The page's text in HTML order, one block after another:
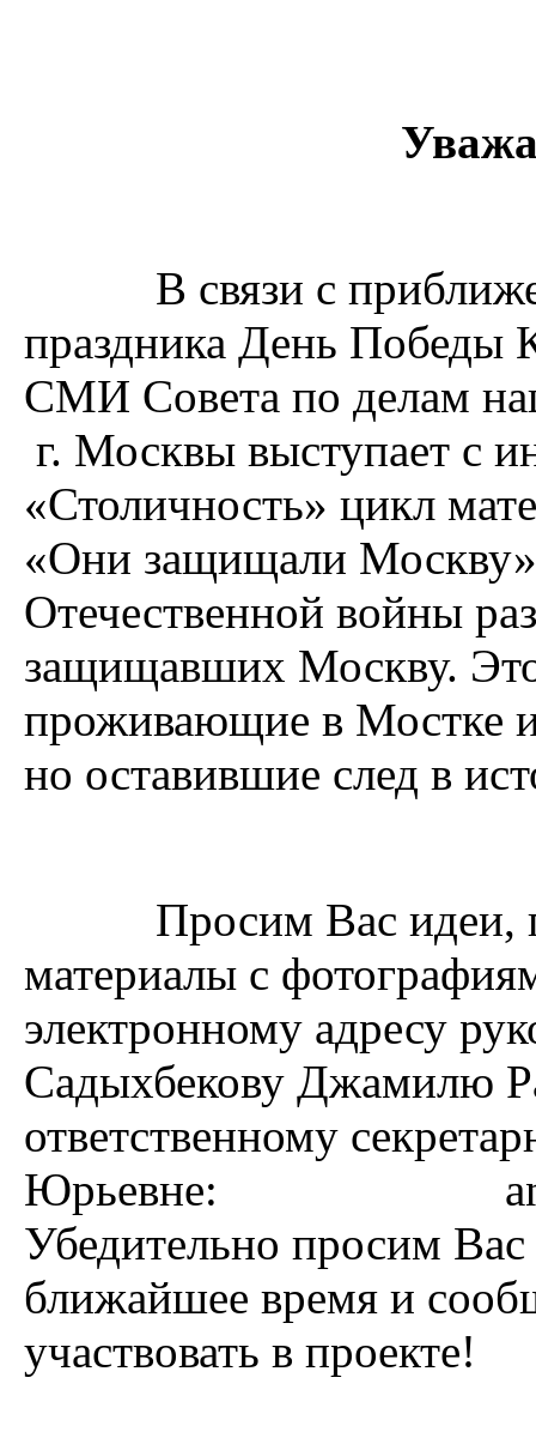
В связи с
праздника День Победы
СМИ Совета по делам
г. Москвы выступает с
«Столичность» цикл
«Они защищали Москву»
Отечественной войны
защищавших Москву.
проживающие в Мостке
но оставившие след в
Просим Вас идеи,
материалы с
электронному адресу
Садыхбекову Джамилю
ответственному
Юрьевне:
Убедительно просим Вас
ближайшее время и
участвовать в проекте!